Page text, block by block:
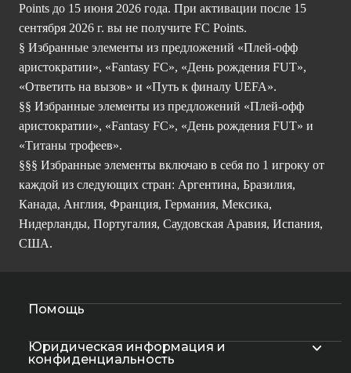
Points до 15 июня 2026 года. При активации после 15
сентября 2026 г. вы не получите FC Points.
§ Избранные элементы из предложений «Плей-офф
аристократии», «Fantasy FC», «День рождения FUT»,
«Ответить на вызов» и «Путь к финалу UEFA».
§§ Избранные элементы из предложений «Плей-офф
аристократии», «Fantasy FC», «День рождения FUT» и
«Титаны трофеев».
§§§ Избранные элементы включаю в себя по 1 игроку от
каждой из следующих стран: Аргентина, Бразилия,
Канада, Англия, Франция, Германия, Мексика,
Нидерланды, Португалия, Саудовская Аравия, Испания,
США.
Помощь
Юридическая информация и
конфиденциальность